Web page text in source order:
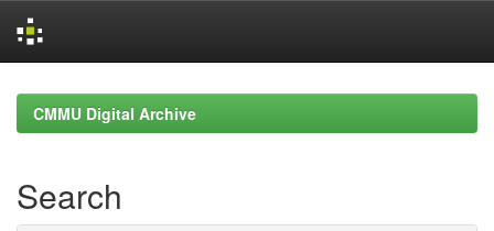
navigationCMMU Digital Archive
Search